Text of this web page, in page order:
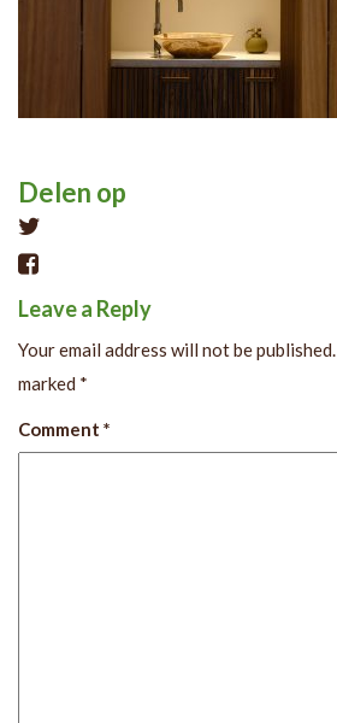
Delen op
Leave a Reply
Your email address will not be published.
marked *
Comment *